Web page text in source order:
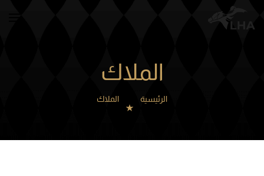
الملاك
الرئيسية الملاك